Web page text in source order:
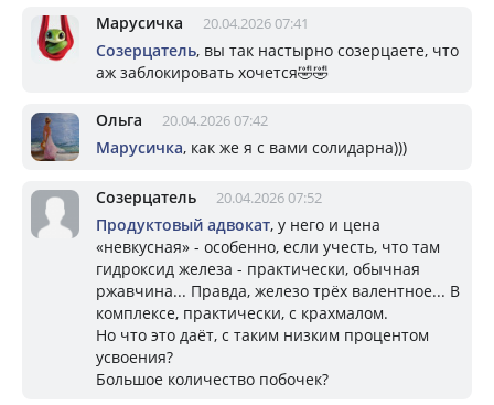
Марусичка 20.04.2026 07:41
Созерцатель, вы так настырно созерцаете, что
аж заблокировать хочется🤣🤣
Ольга 20.04.2026 07:42
Марусичка, как же я с вами солидарна)))
Созерцатель 20.04.2026 07:52
Продуктовый адвокат, у него и цена
«невкусная» - особенно, если учесть, что там
гидроксид железа - практически, обычная
ржавчина... Правда, железо трёх валентное... В
комплексе, практически, с крахмалом.
Но что это даёт, с таким низким процентом
усвоения?
Большое количество побочек?